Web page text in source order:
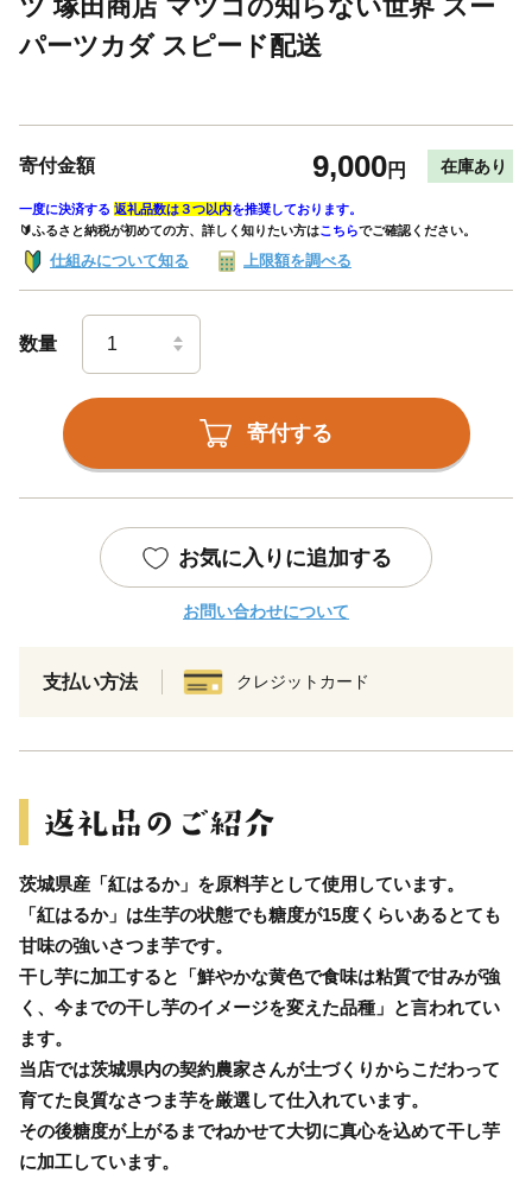
ツ 塚田商店 マツコの知らない世界 スー
パーツカダ スピード配送
寄付金額 9,000円 在庫あり
一度に決済する 返礼品数は３つ以内を推奨しております。
🔰ふるさと納税が初めての方、詳しく知りたい方はこちらでご確認ください。
仕組みについて知る 上限額を調べる
数量
寄付する
お気に入りに追加する
お問い合わせについて
支払い方法 クレジットカード
茨城県産「紅はるか」を原料芋として使用しています。
「紅はるか」は生芋の状態でも糖度が15度くらいあるとても
甘味の強いさつま芋です。
干し芋に加工すると「鮮やかな黄色で食味は粘質で甘みが強
く、今までの干し芋のイメージを変えた品種」と言われてい
ます。
当店では茨城県内の契約農家さんが土づくりからこだわって
育てた良質なさつま芋を厳選して仕入れています。
その後糖度が上がるまでねかせて大切に真心を込めて干し芋
に加工しています。